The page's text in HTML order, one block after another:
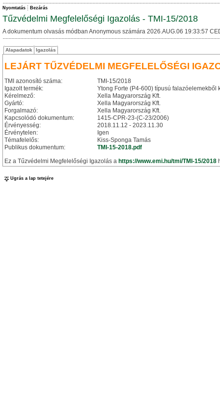
Nyomtatás Bezárás
Tűzvédelmi Megfelelőségi Igazolás - TMI-15/2018
A dokumentum olvasás módban Anonymous számára 2026.AUG.06 19:33:57
Alapadatok Igazolás
LEJÁRT TŰZVÉDELMI MEGFELELŐSÉGI
TMI azonosító száma:
TMI-15/2018
Igazolt termék:
Ytong Forte (P4-600) típusú falazóelemekből
Kérelmező:
Xella Magyarország Kft.
Gyártó:
Xella Magyarország Kft.
Forgalmazó:
Xella Magyarország Kft.
Kapcsolódó dokumentum:
1415-CPR-23-(C-23/2006)
Érvényesség:
2018.11.12 - 2023.11.30
Érvénytelen:
Igen
Témafelelős:
Kiss-Sponga Tamás
Publikus dokumentum:
TMI-15-2018.pdf
Ez a Tűzvédelmi Megfelelőségi Igazolás a https://www.emi.hu/tmi/TMI-15/2018
Ugrás a lap tetejére